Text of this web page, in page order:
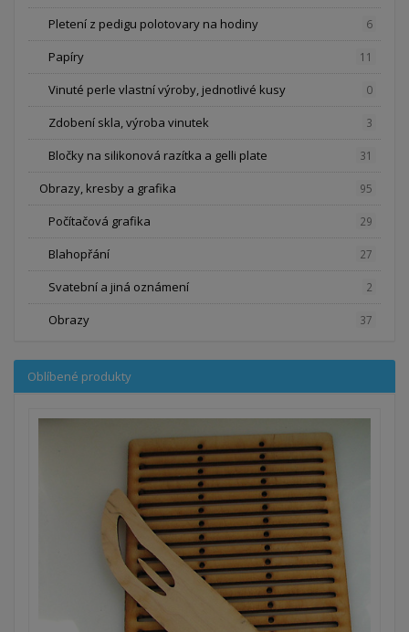
Pletení z pedigu polotovary na hodiny 6
Papíry 11
Vinuté perle vlastní výroby, jednotlivé kusy 0
Zdobení skla, výroba vinutek 3
Bločky na silikonová razítka a gelli plate 31
Obrazy, kresby a grafika 95
Počítačová grafika 29
Blahopřání 27
Svatební a jiná oznámení 2
Obrazy 37
Oblíbené produkty